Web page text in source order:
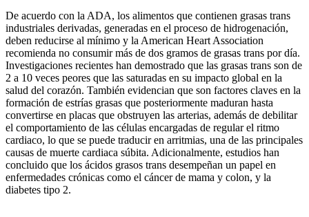
De acuerdo con la ADA, los alimentos que contienen grasas trans
industriales derivadas, generadas en el proceso de hidrogenación,
deben reducirse al mínimo y la American Heart Association
recomienda no consumir más de dos gramos de grasas trans por día.
Investigaciones recientes han demostrado que las grasas trans son de
2 a 10 veces peores que las saturadas en su impacto global en la
salud del corazón. También evidencian que son factores claves en la
formación de estrías grasas que posteriormente maduran hasta
convertirse en placas que obstruyen las arterias, además de debilitar
el comportamiento de las células encargadas de regular el ritmo
cardiaco, lo que se puede traducir en arritmias, una de las principales
causas de muerte cardiaca súbita. Adicionalmente, estudios han
concluido que los ácidos grasos trans desempeñan un papel en
enfermedades crónicas como el cáncer de mama y colon, y la
diabetes tipo 2.